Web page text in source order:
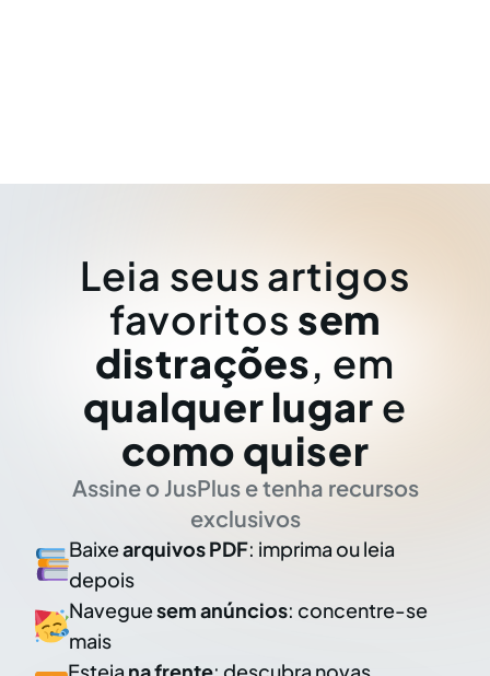
Leia seus artigos
favoritos sem
distrações, em
qualquer lugar e
como quiser
Assine o JusPlus e tenha recursos
exclusivos
Baixearquivos PDF: imprima ou leia
depois
Naveguesem anúncios: concentre-se
mais